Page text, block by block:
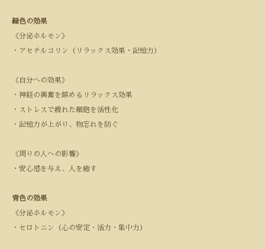
緑色の効果
《分泌ホルモン》
・アセチルコリン（リラックス効果・記憶力）
《自分への効果》
・神経の興奮を鎮めるリラックス効果
・ストレスで疲れた細胞を活性化
・記憶力が上がり、物忘れを防ぐ
《周りの人への影響》
・安心感を与え、人を癒す
青色の効果
《分泌ホルモン》
・セロトニン（心の安定・活力・集中力）